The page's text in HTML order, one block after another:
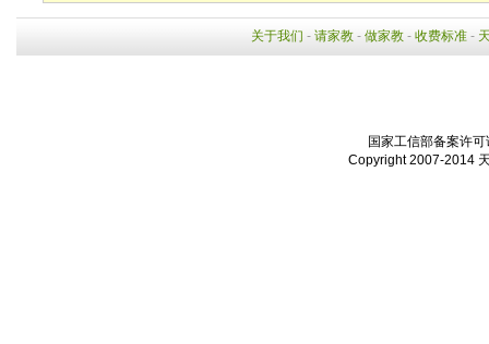
关于我们 - 请家教- 做家教- 收费标准-
国家工信部备案许
Copyright 2007-2014